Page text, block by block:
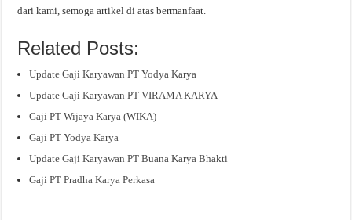
dari kami, semoga artikel di atas bermanfaat.
Related Posts:
Update Gaji Karyawan PT Yodya Karya
Update Gaji Karyawan PT VIRAMA KARYA
Gaji PT Wijaya Karya (WIKA)
Gaji PT Yodya Karya
Update Gaji Karyawan PT Buana Karya Bhakti
Gaji PT Pradha Karya Perkasa